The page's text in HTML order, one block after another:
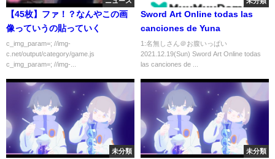
【45枚】ファ！？なんやこの画
像っていうの貼っていく
c_img_param=; //img-
c.net/output/category/game.js
c_img_param=; //img-...
Sword Art Online todas las
canciones de Yuna
1:名無しさん＠お腹いっぱい
2021.12.19(Sun) Sword Art Online todas
las canciones de ...
未分類 未分類